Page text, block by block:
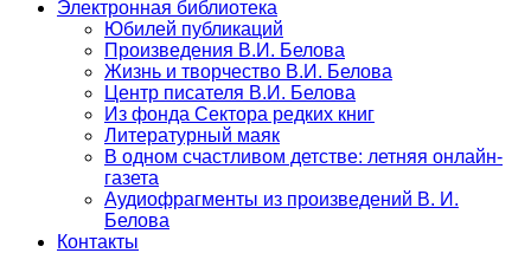
Электронная библиотека
Юбилей публикаций
Произведения В.И. Белова
Жизнь и творчество В.И. Белова
Центр писателя В.И. Белова
Из фонда Сектора редких книг
Литературный маяк
В одном счастливом детстве: летняя онлайн-
газета
Аудиофрагменты из произведений В. И.
Белова
Контакты